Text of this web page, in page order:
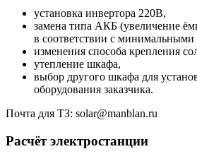
установка инвертора 220В,
замена типа АКБ (увеличение
в соответствии с минимальными
изменения способа крепления
утепление шкафа,
выбор другого шкафа для
оборудования заказчика.
Почта для ТЗ: solar@manblan.ru
Расчёт электростанции